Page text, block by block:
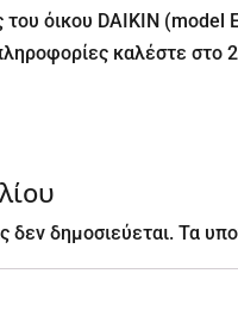
του όικου DAIKIN (model
καλέστε στο
δεν δημοσιεύεται. Τα